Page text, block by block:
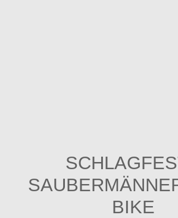
BIKE